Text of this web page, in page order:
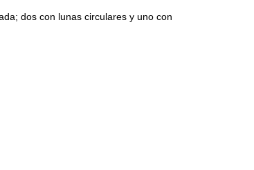
dos con lunas circulares y uno con